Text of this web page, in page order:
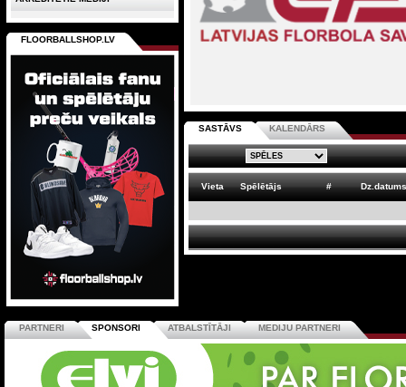
SASTĀVS KALENDĀRS
Vieta Spēlētājs # Dz.datums
FLOORBALLSHOP.LV
PARTNERI SPONSORI ATBALSTĪTĀJI MEDIJU PARTNERI